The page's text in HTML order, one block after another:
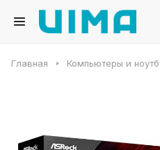
Главная Компьютеры и